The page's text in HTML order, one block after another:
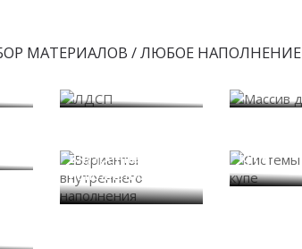
МАТЕРИАЛОВ / ЛЮБОЕ НАПОЛНЕНИЕ
внутреннего
наполнения
купе